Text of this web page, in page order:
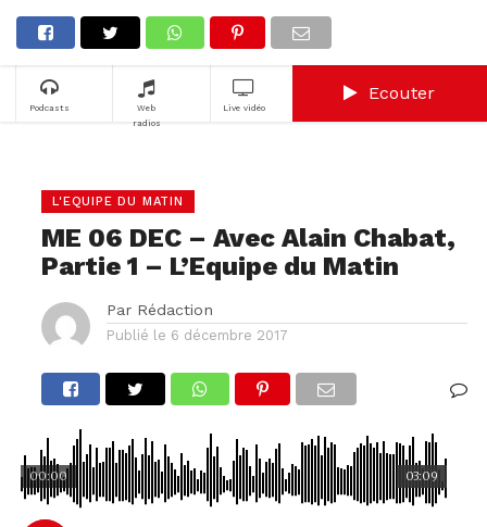
Podcasts
Web
radios
Live vidéo
Ecouter
L'EQUIPE DU MATIN
ME 06 DEC – Avec Alain Chabat,
Partie 1 – L’Equipe du Matin
Par Rédaction
Publié le 6 décembre 2017
03:09
00:00